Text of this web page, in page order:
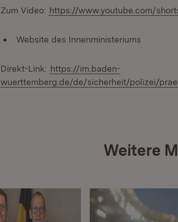
Zum Video: https://www.youtube.com/
Website des Innenministeriums
Direkt-Link: https://im.baden-
wuerttemberg.de/de/sicherheit/polizei/
Weitere